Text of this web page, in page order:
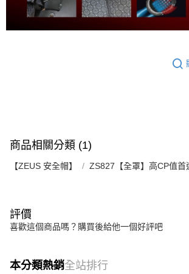
商品相關分類 (1)
【ZEUS 安全帽】 ZS827【全罩】高CP值首
評價
喜歡這個商品嗎？購買後給他一個好評吧
本分類熱銷全站排行